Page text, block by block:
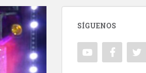
SÍGUENOS